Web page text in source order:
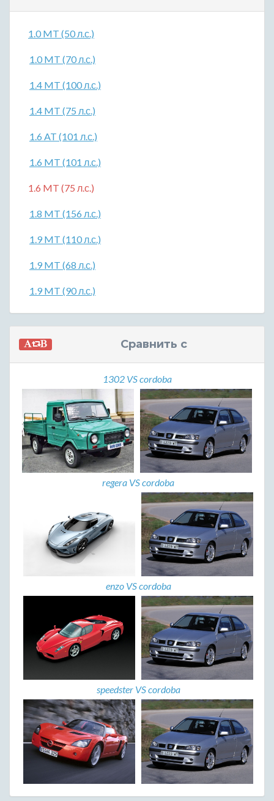
1.0 MT (50 л.с.)
1.0 MT (70 л.с.)
1.4 MT (100 л.с.)
1.4 MT (75 л.с.)
1.6 AT (101 л.с.)
1.6 MT (101 л.с.)
1.6 MT (75 л.с.)
1.8 MT (156 л.с.)
1.9 MT (110 л.с.)
1.9 MT (68 л.с.)
1.9 MT (90 л.с.)
Сравнить с
1302 VS cordoba
regera VS cordoba
enzo VS cordoba
speedster VS cordoba